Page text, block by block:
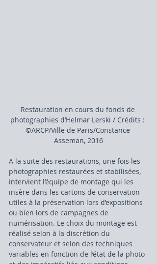
Restauration en cours du fonds de
photographies d’Helmar Lerski / Crédits :
©ARCP/Ville de Paris/Constance
Asseman, 2016
A la suite des restaurations, une fois les
photographies restaurées et stabilisées,
intervient l’équipe de montage qui les
insère dans les cartons de conservation
utiles à la préservation lors d’expositions
ou bien lors de campagnes de
numérisation. Le choix du montage est
réalisé selon à la discrétion du
conservateur et selon des techniques
variables en fonction de l’état de la photo